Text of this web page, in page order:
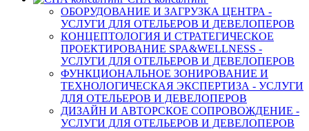
ОБОРУДОВАНИЕ И ЗАГРУЗКА ЦЕНТРА -
УСЛУГИ ДЛЯ ОТЕЛЬЕРОВ И ДЕВЕЛОПЕРОВ
КОНЦЕПТОЛОГИЯ И СТРАТЕГИЧЕСКОЕ
ПРОЕКТИРОВАНИЕ SPA&WELLNESS -
УСЛУГИ ДЛЯ ОТЕЛЬЕРОВ И ДЕВЕЛОПЕРОВ
ФУНКЦИОНАЛЬНОЕ ЗОНИРОВАНИЕ И
ТЕХНОЛОГИЧЕСКАЯ ЭКСПЕРТИЗА - УСЛУГИ
ДЛЯ ОТЕЛЬЕРОВ И ДЕВЕЛОПЕРОВ
ДИЗАЙН И АВТОРСКОЕ СОПРОВОЖДЕНИЕ -
УСЛУГИ ДЛЯ ОТЕЛЬЕРОВ И ДЕВЕЛОПЕРОВ